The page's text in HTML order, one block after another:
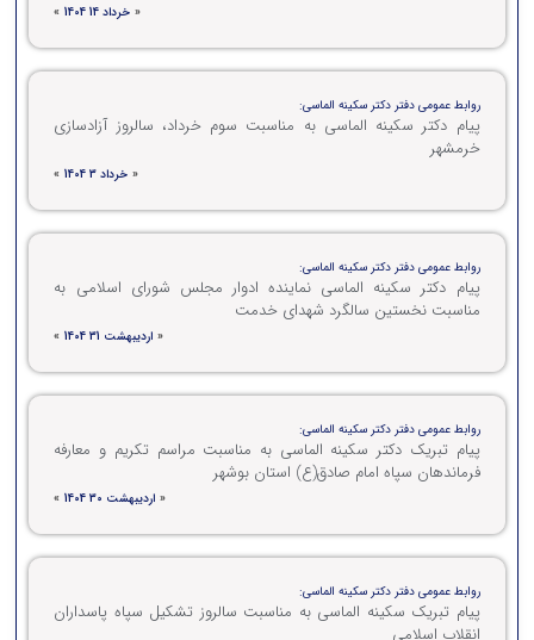
« خرداد 14 1404 »
روابط عمومی دفتر دکتر سکینه الماسی:
پیام دکتر سکینه الماسی به مناسبت سوم خرداد، سالروز آزادسازی
خرمشهر
« خرداد 3 1404 »
روابط عمومی دفتر دکتر سکینه الماسی:
پیام دکتر سکینه الماسی نماینده ادوار مجلس شورای اسلامی به
مناسبت نخستین سالگرد شهدای خدمت
« اردیبهشت 31 1404 »
روابط عمومی دفتر دکتر سکینه الماسی:
پیام تبریک دکتر سکینه الماسی به مناسبت مراسم تکریم و معارفه
فرماندهان سپاه امام صادق(ع) استان بوشهر
« اردیبهشت 30 1404 »
روابط عمومی دفتر دکتر سکینه الماسی:
پیام تبریک سکینه الماسی به مناسبت سالروز تشکیل سپاه پاسداران
انقلاب اسلامی